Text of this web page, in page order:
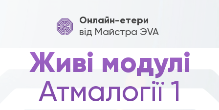
Живі модулі
Атмалогії 1
Онлайн-етери
від Майстра ЭVA